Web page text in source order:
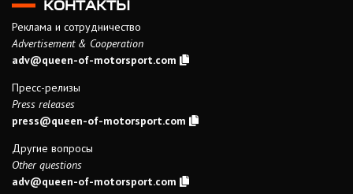
КОНТАКТЫ
Реклама и сотрудничество
Advertisement & Cooperation
adv@queen-of-motorsport.com
Пресс-релизы
Press releases
press@queen-of-motorsport.com
Другие вопросы
Other questions
adv@queen-of-motorsport.com